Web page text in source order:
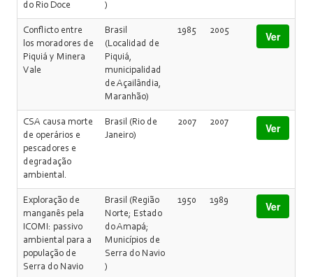
do Rio Doce
)
Conflicto entre
los moradores de
Piquiá y Minera
Vale
Brasil
(Localidad de
Piquiá,
municipalidad
de Açailândia,
Maranhão)
1985 2005 Ver
CSA causa morte
de operários e
pescadores e
degradação
ambiental.
Brasil (Rio de
Janeiro)
2007 2007 Ver
Exploração de
manganês pela
ICOMI: passivo
ambiental para a
população de
Serra do Navio
Brasil (Região
Norte; Estado
do Amapá;
Municípios de
Serra do Navio
)
1950 1989 Ver